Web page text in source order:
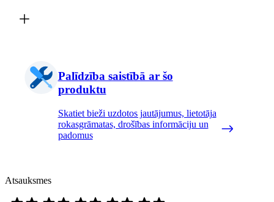
Palīdzība saistībā ar šo
produktu
Skatiet bieži uzdotos jautājumus, lietotāja
rokasgrāmatas, drošības informāciju un
padomus
Atsauksmes